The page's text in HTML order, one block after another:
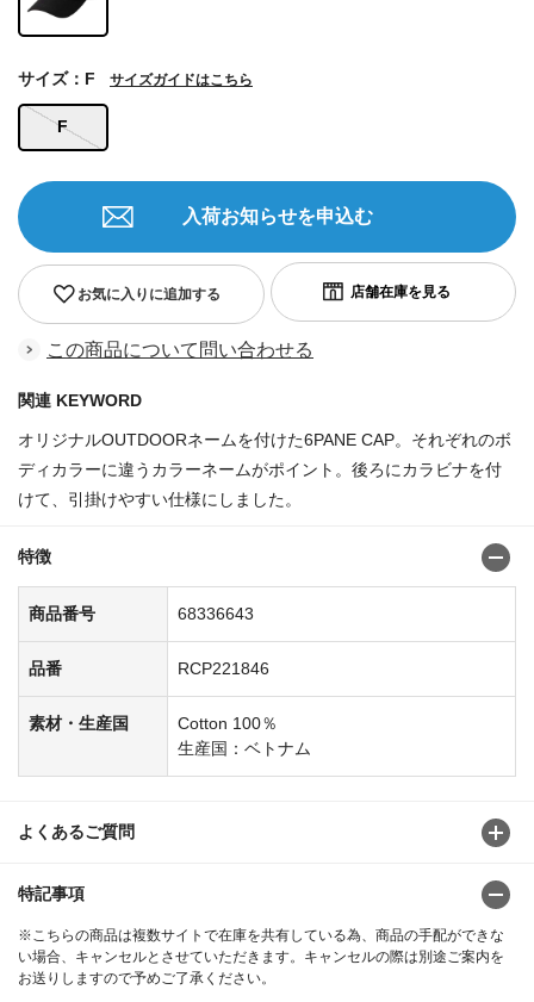
F
サイズ：F サイズガイドはこちら
お気に入りに追加する
入荷お知らせを申込む
この商品について問い合わせる
関連 KEYWORD
オリジナルOUTDOORネームを付けた6PANE CAP。それぞれのボ
ディカラーに違うカラーネームがポイント。後ろにカラビナを付
けて、引掛けやすい仕様にしました。
特徴
商品番号 68336643
品番 RCP221846
素材・生産国
Cotton 100％
生産国：ベトナム
よくあるご質問
特記事項
※こちらの商品は複数サイトで在庫を共有している為、商品の手配ができな
い場合、キャンセルとさせていただきます。キャンセルの際は別途ご案内を
お送りしますので予めご了承ください。